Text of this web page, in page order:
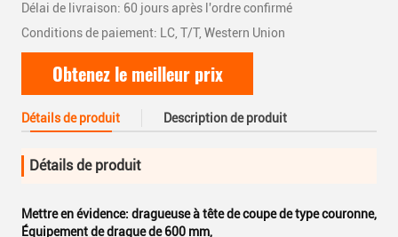
Délai de livraison: 60 jours après l'ordre confirmé
Conditions de paiement: LC, T/T, Western Union
Obtenez le meilleur prix
Détails de produit Description de produit
Détails de produit
Mettre en évidence: dragueuse à tête de coupe de type couronne,
Équipement de drague de 600 mm,